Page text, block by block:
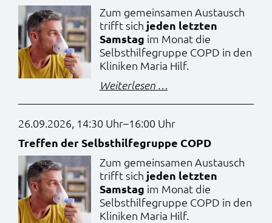
Zum gemeinsamen Austausch
trifft sich jeden letzten
Samstag im Monat die
Selbsthilfegruppe COPD in den
Kliniken Maria Hilf.
Weiterlesen …
COPD
26.09.2026, 14:30 Uhr–16:00 Uhr
Treffen der Selbsthilfegruppe COPD
Zum gemeinsamen Austausch
trifft sich jeden letzten
Samstag im Monat die
Selbsthilfegruppe COPD in den
Kliniken Maria Hilf.